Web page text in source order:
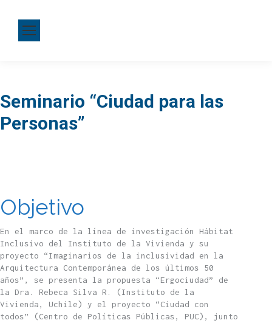
Seminario “Ciudad para las
Personas”
Objetivo
En el marco de la línea de investigación Hábitat
Inclusivo del Instituto de la Vivienda y su
proyecto “Imaginarios de la inclusividad en la
Arquitectura Contemporánea de los últimos 50
años”, se presenta la propuesta “Ergociudad” de
la Dra. Rebeca Silva R. (Instituto de la
Vivienda, Uchile) y el proyecto “Ciudad con
todos” (Centro de Políticas Públicas, PUC), junto